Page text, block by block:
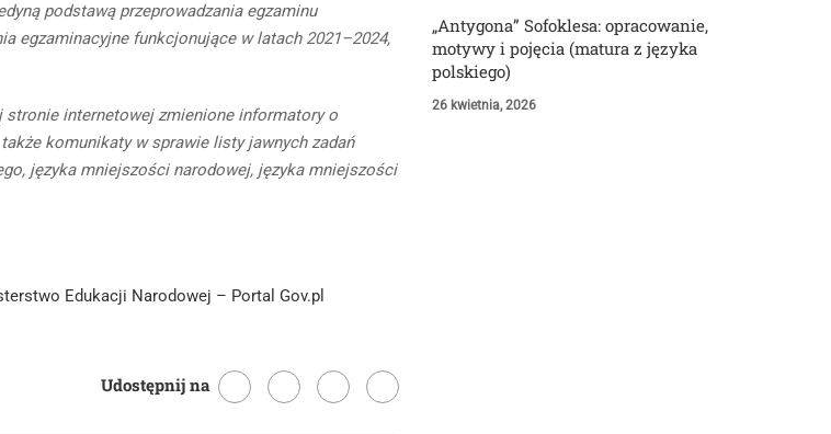
podstawą przeprowadzania egzaminu
egzaminacyjne funkcjonujące w latach 2021–2024,
stronie internetowej zmienione informatory o
komunikaty w sprawie listy jawnych zadań
języka mniejszości narodowej, języka mniejszości
Edukacji Narodowej – Portal Gov.pl
Udostępnij na
„Antygona” Sofoklesa: opracowanie,
motywy i pojęcia (matura z języka
polskiego)
26 kwietnia, 2026